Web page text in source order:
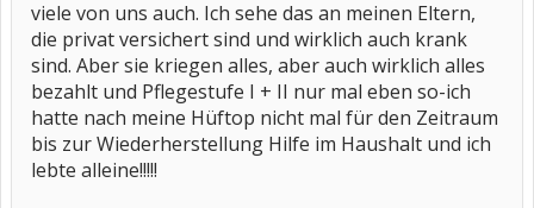
viele von uns auch. Ich sehe das an meinen Eltern,
die privat versichert sind und wirklich auch krank
sind. Aber sie kriegen alles, aber auch wirklich alles
bezahlt und Pflegestufe I + II nur mal eben so-ich
hatte nach meine Hüftop nicht mal für den Zeitraum
bis zur Wiederherstellung Hilfe im Haushalt und ich
lebte alleine!!!!!